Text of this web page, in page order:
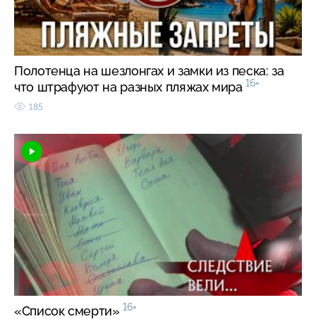
Полотенца на шезлонгах и замки из песка: за
что штрафуют на разных пляжах мира 16+
185
«Список смерти» 16+